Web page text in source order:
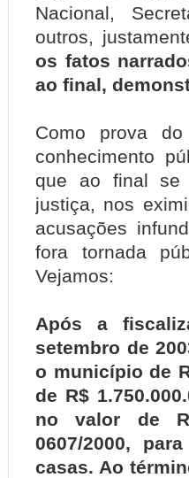
Nacional,
outros,
os fatos
ao final,
Como prova
conhecimento
que ao final se
justiça, nos
acusações
fora tornada
Vejamos:
Após a
setembro de
o município de
de R$
no valor de
0607/2000,
casas. Ao